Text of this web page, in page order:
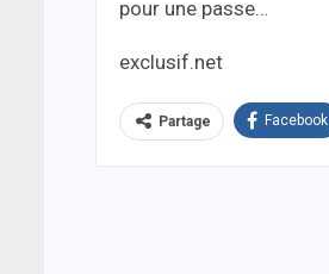
pour une passe…
exclusif.net
Partage Facebook